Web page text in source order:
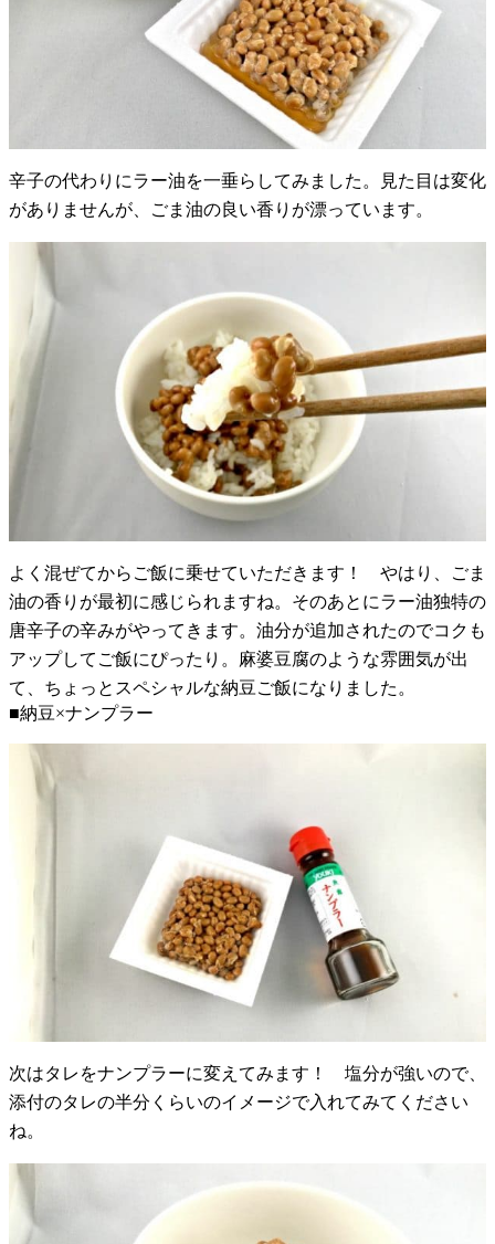
辛子の代わりにラー油を一垂らしてみました。見た目は変化
がありませんが、ごま油の良い香りが漂っています。
よく混ぜてからご飯に乗せていただきます！ やはり、ごま
油の香りが最初に感じられますね。そのあとにラー油独特の
唐辛子の辛みがやってきます。油分が追加されたのでコクも
アップしてご飯にぴったり。麻婆豆腐のような雰囲気が出
て、ちょっとスペシャルな納豆ご飯になりました。
■納豆×ナンプラー
次はタレをナンプラーに変えてみます！ 塩分が強いので、
添付のタレの半分くらいのイメージで入れてみてください
ね。